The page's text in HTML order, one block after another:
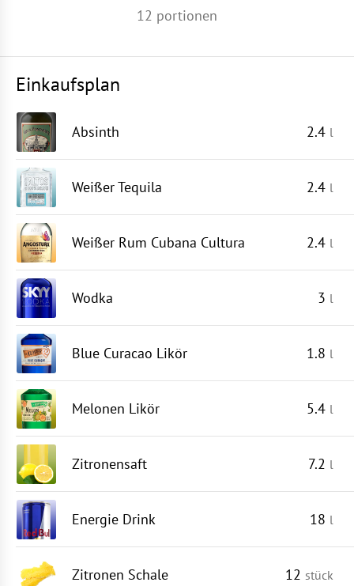
12 portionen
Einkaufsplan
Absinth 2.4 l
Weißer Tequila 2.4 l
Weißer Rum Cubana Cultura 2.4 l
Wodka 3 l
Blue Curacao Likör 1.8 l
Melonen Likör 5.4 l
Zitronensaft 7.2 l
Energie Drink 18 l
Zitronen Schale 12 stück